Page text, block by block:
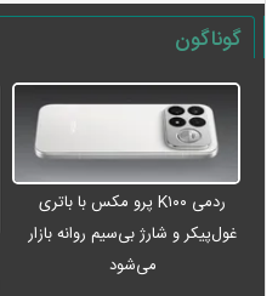
گوناگون
ردمی K۱۰۰ پرو مکس با باتری
غول‌پیکر و شارژ بی‌سیم روانه بازار
می‌شود